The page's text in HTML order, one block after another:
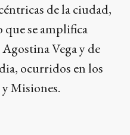
de la ciudad,
que se amplifica
Vega y de
ocurridos en los
Misiones.